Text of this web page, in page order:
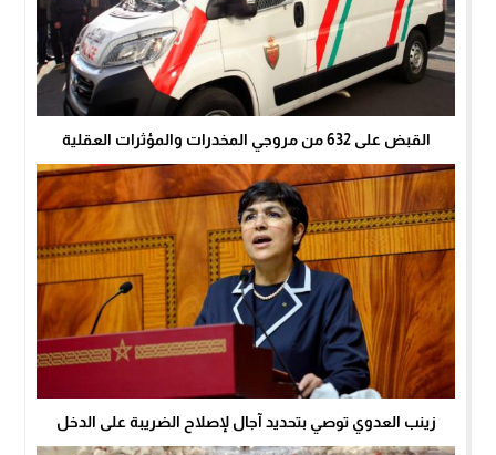
القبض على 632 من مروجي المخدرات والمؤثرات العقلية
زينب العدوي توصي بتحديد آجال لإصلاح الضريبة على الدخل